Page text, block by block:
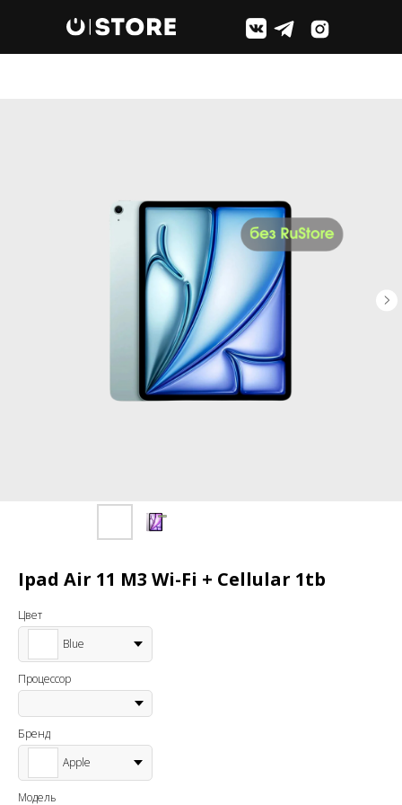
Ipad Air 11 M3 Wi-Fi + Cellular 1tb
Цвет
Blue
Процессор
Бренд
Apple
Модель